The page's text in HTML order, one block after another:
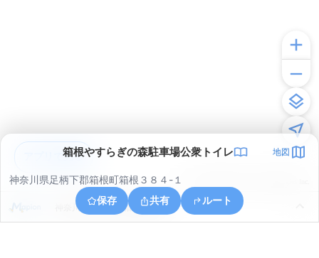
箱根やすらぎの森駐車場公衆トイレ 地図
神奈川県足柄下郡箱根町箱根３８４-１
保存
共有 ルート
神奈川県足柄下郡箱根町箱根
アプリで見る